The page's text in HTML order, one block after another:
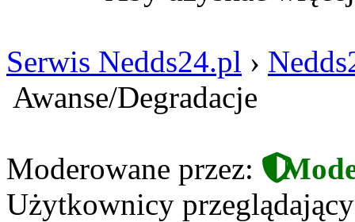
Serwis Nedds24.pl ›
Awanse/Degradacje
Moderowane przez:
Użytkownicy